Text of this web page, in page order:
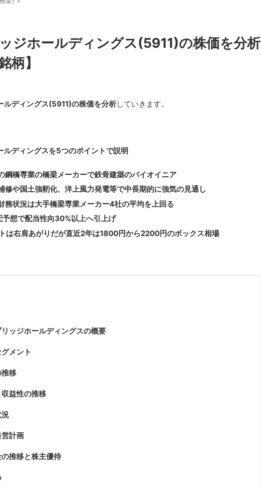
ジホールディングス(5911)の株価を分析
柄】
ルディングス(5911)の株価を分析していきます。
ルディングスを5つのポイントで説明
鋼橋専業の橋梁メーカーで鉄骨建築のパイオイニア
修や国土強靭化、洋上風力発電等で中長期的に強気の見通し
務状況は大手橋梁専業メーカー4社の平均を上回る
想で配当性向30%以上へ引上げ
は右肩あがりだが直近2年は1800円から2200円のボックス相場
ッジホールディングスの概要
メント
移
益性の推移
況
計画
推移と株主優待